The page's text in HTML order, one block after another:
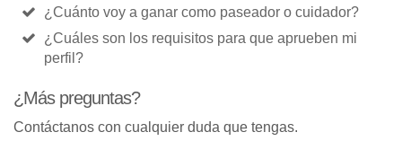
¿Cuánto voy a ganar como paseador o cuidador?
¿Cuáles son los requisitos para que aprueben mi
perfil?
¿Más preguntas?
Contáctanos con cualquier duda que tengas.